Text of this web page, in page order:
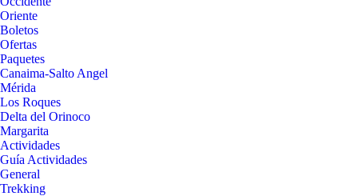
Oriente
Boletos
Ofertas
Paquetes
Canaima-Salto Angel
Mérida
Los Roques
Delta del Orinoco
Margarita
Actividades
Guía Actividades
General
Trekking